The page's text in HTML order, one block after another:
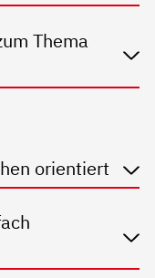
Thema
orientiert